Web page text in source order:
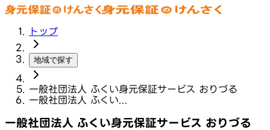
トップ
地域で探す
一般社団法人 ふくい身元保証サービス おりづる
一般社団法人 ふくい...
一般社団法人 ふくい身元保証サービス おりづる